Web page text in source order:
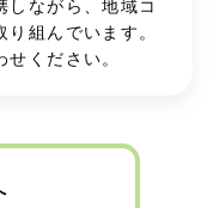
しながら、地域コ
組んでいます。
ください。